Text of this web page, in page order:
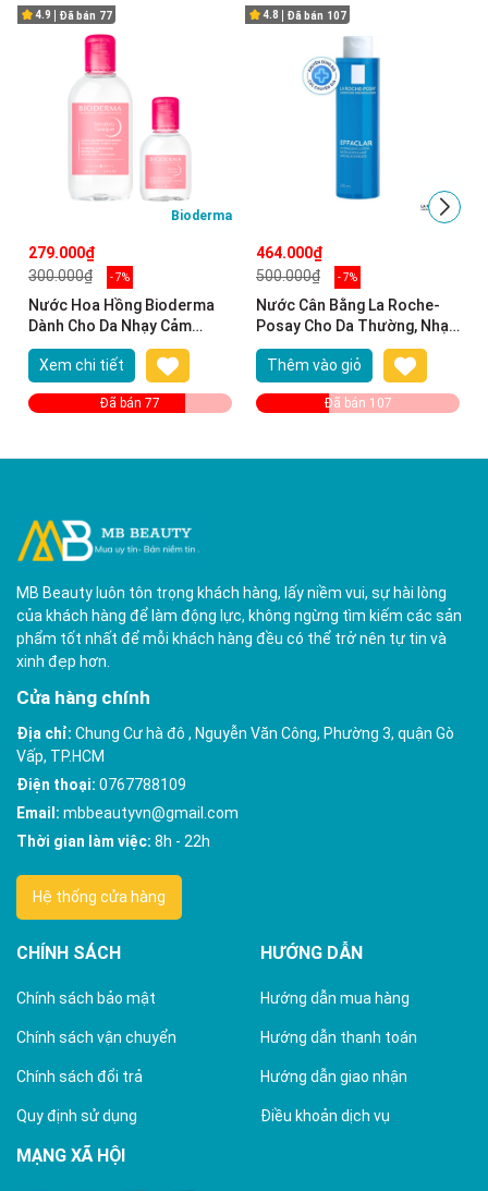
4.9 Đã bán 77
Bioderma
279.000₫
300.000₫
- 7%
Nước Hoa Hồng Bioderma
Dành Cho Da Nhạy Cảm
250ml Sensibio Tonique
Xem chi tiết
Đã bán 77
4.8 Đã bán 107
464.000₫
500.000₫
- 7%
Nước Cân Bằng La Roche-
Posay Cho Da Thường, Nhạy
Cảm 200ml Soothing Lotion
Sensitive Skin
Thêm vào giỏ
Đã bán 107
MB Beauty luôn tôn trọng khách hàng, lấy niềm vui, sự hài lòng
của khách hàng để làm động lực, không ngừng tìm kiếm các sản
phẩm tốt nhất để mỗi khách hàng đều có thể trở nên tự tin và
xinh đẹp hơn.
Cửa hàng chính
Địa chỉ: Chung Cư hà đô , Nguyễn Văn Công, Phường 3, quận Gò
Vấp, TP.HCM
Điện thoại: 0767788109
Email: mbbeautyvn@gmail.com
Thời gian làm việc: 8h - 22h
Hệ thống cửa hàng
CHÍNH SÁCH
Chính sách bảo mật
Chính sách vận chuyển
Chính sách đổi trả
Quy định sử dụng
HƯỚNG DẪN
Hướng dẫn mua hàng
Hướng dẫn thanh toán
Hướng dẫn giao nhận
Điều khoản dịch vụ
MẠNG XÃ HỘI